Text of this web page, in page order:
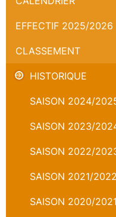
EFFECTIF 2025/2026
CLASSEMENT
HISTORIQUE
SAISON 2024/
SAISON 2023/
SAISON 2022/
SAISON 2021/2022
SAISON 2020/2021